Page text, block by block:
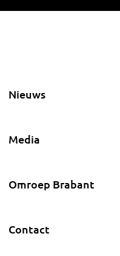
Nieuws
Media
Omroep Brabant
Contact